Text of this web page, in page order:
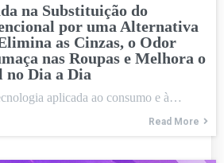
na Substituição do
por uma Alternativa
as Cinzas, o Odor
nas Roupas e Melhora o
no Dia a Dia
aplicada ao consumo e à…
Read More